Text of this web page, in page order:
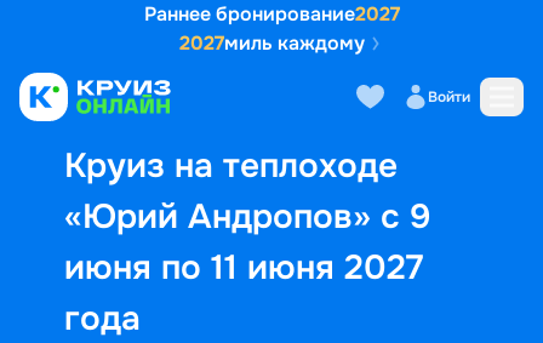
Раннее бронирование2027
2027миль каждому
Войти
Круиз на теплоходе
«Юрий Андропов» с 9
июня по 11 июня 2027
года
Выбор кают Маршрут и